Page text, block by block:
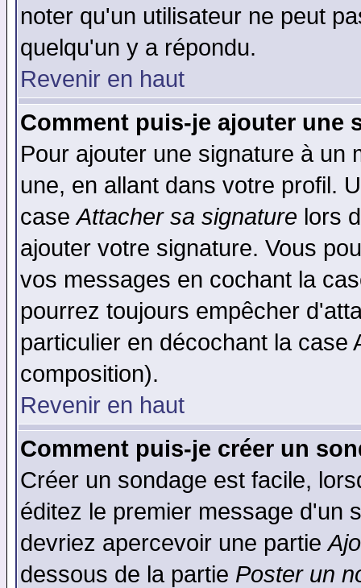
noter qu'un utilisateur ne peut
quelqu'un y a répondu.
Revenir en haut
Comment puis-je ajouter une
Pour ajouter une signature à un
une, en allant dans votre profil.
caseAttacher sa signature lors
ajouter votre signature. Vous
vos messages en cochant la
pourrez toujours empêcher
particulier en décochant la
composition).
Revenir en haut
Comment puis-je créer un
Créer un sondage est facile,
éditez le premier message d'un
devriez apercevoir une partie
dessous de la partie Poster un